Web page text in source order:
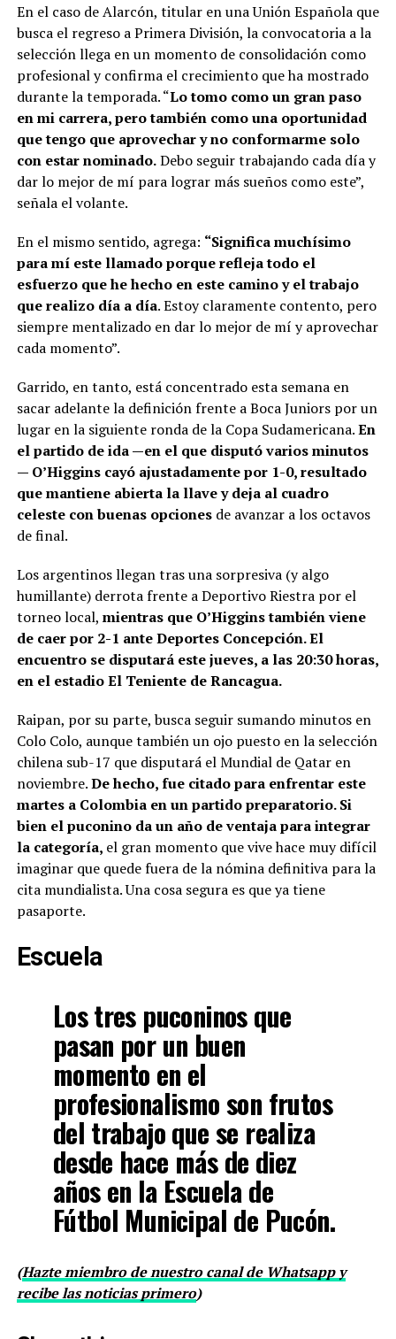
En el caso de Alarcón, titular en una Unión Española que
busca el regreso a Primera División, la convocatoria a la
selección llega en un momento de consolidación como
profesional y confirma el crecimiento que ha mostrado
durante la temporada. “Lo tomo como un gran paso
en mi carrera, pero también como una oportunidad
que tengo que aprovechar y no conformarme solo
con estar nominado.Debo seguir trabajando cada día y
dar lo mejor de mí para lograr más sueños como este”,
señala el volante.
En el mismo sentido, agrega: “Significa muchísimo
para mí este llamado porque refleja todo el
esfuerzo que he hecho en este camino y el trabajo
que realizo día a día. Estoy claramente contento, pero
siempre mentalizado en dar lo mejor de mí y aprovechar
cada momento”.
Garrido, en tanto, está concentrado esta semana en
sacar adelante la definición frente a Boca Juniors por un
lugar en la siguiente ronda de la Copa Sudamericana.En
el partido de ida —en el que disputó varios minutos
— O’Higgins cayó ajustadamente por 1-0, resultado
que mantiene abierta la llave y deja al cuadro
celeste con buenas opcionesde avanzar a los octavos
de final.
Los argentinos llegan tras una sorpresiva (y algo
humillante) derrota frente a Deportivo Riestra por el
torneo local, mientras que O’Higgins también viene
de caer por 2-1 ante Deportes Concepción. El
encuentro se disputará este jueves, a las 20:30 horas,
en el estadio El Teniente de Rancagua.
Raipan, por su parte, busca seguir sumando minutos en
Colo Colo, aunque también un ojo puesto en la selección
chilena sub-17 que disputará el Mundial de Qatar en
noviembre.De hecho, fue citado para enfrentar este
martes a Colombia en un partido preparatorio. Si
bien el puconino da un año de ventaja para integrar
la categoría, el gran momento que vive hace muy difícil
imaginar que quede fuera de la nómina definitiva para la
cita mundialista. Una cosa segura es que ya tiene
pasaporte.
Escuela
Los tres puconinos que
pasan por un buen
momento en el
profesionalismo son frutos
del trabajo que se realiza
desde hace más de diez
años en la Escuela de
Fútbol Municipal de Pucón.
(Hazte miembro de nuestro canal de Whatsapp y
recibe las noticias primero)